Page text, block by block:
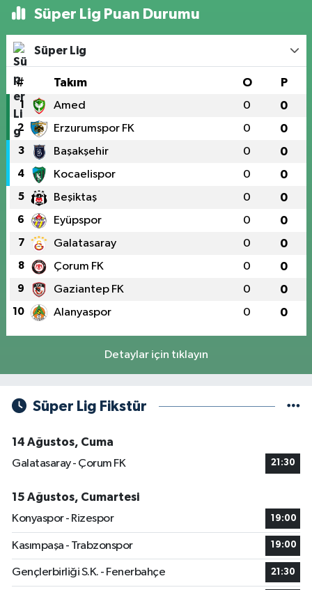
Süper Lig Puan Durumu
Süper Lig
# Takım O P
1 Amed 0 0
2 Erzurumspor FK 0 0
3 Başakşehir 0 0
4 Kocaelispor 0 0
5 Beşiktaş 0 0
6 Eyüpspor 0 0
7 Galatasaray 0 0
8 Çorum FK 0 0
9 Gaziantep FK 0 0
10 Alanyaspor 0 0
Detaylar için tıklayın
Süper Lig Fikstür
14 Ağustos, Cuma
Galatasaray - Çorum FK
21:30
15 Ağustos, Cumartesi
Konyaspor - Rizespor
19:00
Kasımpaşa - Trabzonspor 19:00
Gençlerbirliği S.K. - Fenerbahçe 21:30